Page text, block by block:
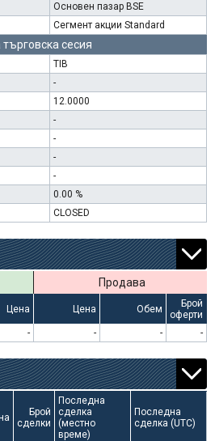
Основен пазар BSE
Сегмент акции Standard
сесия
TIB
-
12.0000
-
-
-
-
0.00 %
CLOSED
Продава
Цена Цена Обем
Брой
оферти
- - - -
Брой
сделки
Последна
сделка
(местно
време)
Последна
сделка (UTC)